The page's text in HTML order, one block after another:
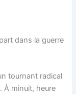
dans la guerre
tournant radical
À minuit, heure